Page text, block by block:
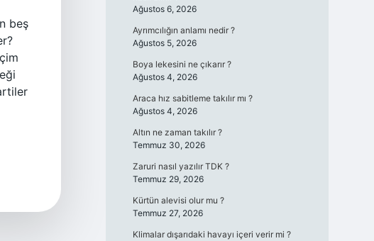
beş
Ağustos 6, 2026
Ayrımcılığın anlamı nedir ?
Ağustos 5, 2026
Boya lekesini ne çıkarır ?
Ağustos 4, 2026
Araca hız sabitleme takılır mı ?
Ağustos 4, 2026
Altın ne zaman takılır ?
Temmuz 30, 2026
Zaruri nasıl yazılır TDK ?
Temmuz 29, 2026
Kürtün alevisi olur mu ?
Temmuz 27, 2026
Klimalar dışarıdaki havayı içeri verir mi ?